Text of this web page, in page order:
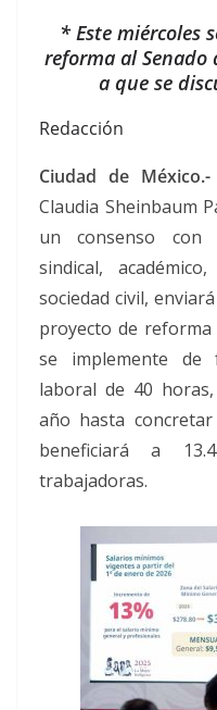
* Este miércoles
reforma al Senado
a que se
Redacción
Ciudad de México.-
Claudia Sheinbaum
un consenso con
sindical,
sociedad civil,
proyecto de
se implemente de
laboral de 40
año hasta
beneficiará a
trabajadoras.